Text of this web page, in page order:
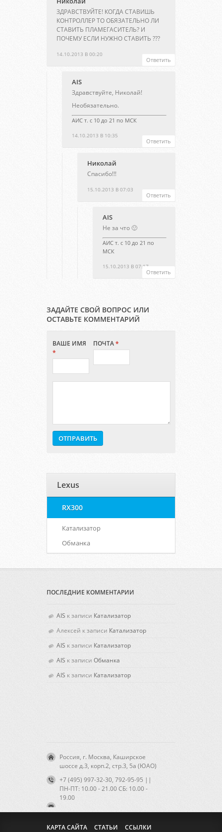
14.10.2013 В 00:20
ЗДРАВСТВУЙТЕ! КОГДА СТАВИШЬ
КОНТРОЛЛЕР ТО ОБЯЗАТЕЛЬНО ЛИ
СТАВИТЬ ПЛАМЕГАСИТЕЛЬ? И
ПОЧЕМУ ЕСЛИ НУЖНО СТАВИТЬ ???
Ответить
AIS
14.10.2013 В 10:35
Здравствуйте, Николай!
Необязательно.
АИС т. с 10 до 21 по МСК
Ответить
Николай
15.10.2013 В 07:03
Спасибо!!!
Ответить
AIS
15.10.2013 В 07:17
Не за что 🙂
АИС т. с 10 до 21 по
МСК
Ответить
ЗАДАЙТЕ СВОЙ ВОПРОС ИЛИ
ОСТАВЬТЕ КОММЕНТАРИЙ
ВАШЕ ИМЯ
*
ПОЧТА*
Lexus
RX300
Катализатор
Обманка
ПОСЛЕДНИЕ КОММЕНТАРИИ
AIS к записи Катализатор
Алексей к записи Катализатор
AIS к записи Катализатор
AIS к записи Обманка
AIS к записи Катализатор
Россия, г. Москва, Каширское
шоссе д.3, корп.2, стр.3, 5а (ЮАО)
+7 (495) 997-32-30, 792-95-95 ||
ПН-ПТ: 10.00 - 21.00 CБ: 10.00 -
19.00
КАРТА САЙТА СТАТЬИ
ССЫЛКИ